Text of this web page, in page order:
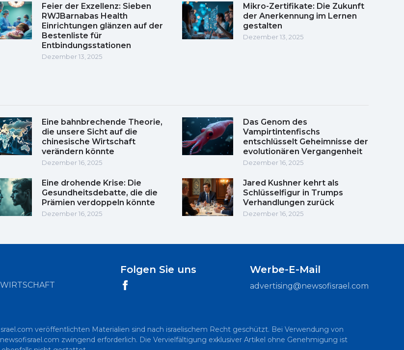
Feier der Exzellenz: Sieben
RWJBarnabas Health
Einrichtungen glänzen auf der
Bestenliste für
Entbindungsstationen
Dezember 13, 2025
Mikro-Zertifikate: Die Zukunft
der Anerkennung im Lernen
gestalten
Dezember 13, 2025
Eine bahnbrechende Theorie,
die unsere Sicht auf die
chinesische Wirtschaft
verändern könnte
Dezember 16, 2025
Das Genom des
Vampirtintenfischs
entschlüsselt Geheimnisse der
evolutionären Vergangenheit
Dezember 16, 2025
Eine drohende Krise: Die
Gesundheitsdebatte, die die
Prämien verdoppeln könnte
Dezember 16, 2025
Jared Kushner kehrt als
Schlüsselfigur in Trumps
Verhandlungen zurück
Dezember 16, 2025
WIRTSCHAFT
Folgen Sie uns Werbe-E-Mail
advertising@newsofisrael.com
veröffentlichten Materialien sind nach israelischem Recht geschützt. Bei Verwendung von
zwingend erforderlich. Die Vervielfältigung exklusiver Artikel ohne Genehmigung ist